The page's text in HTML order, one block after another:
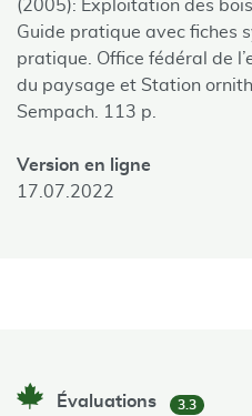
(2005): Exploitation des
Guide pratique avec fiches
pratique. Office fédéral de
du paysage et Station
Sempach. 113 p.
Version en ligne
17.07.2022
Évaluations 3.3